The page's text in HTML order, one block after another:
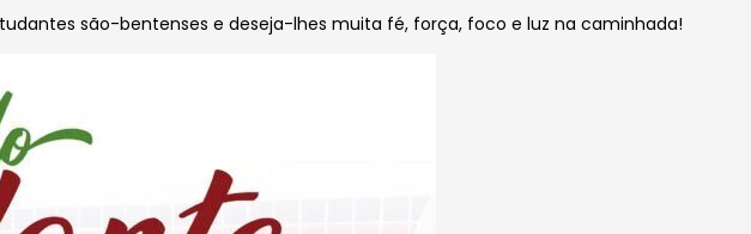
são-bentenses e deseja-lhes muita fé, força, foco e luz na caminhada!